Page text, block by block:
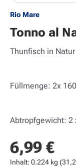
Rio Mare
Tonno al
Thunfisch in
Füllmenge: 2x
Abtropfgewicht: 2
Regulärer Preis:
6,99 €
Inhalt: 0.224 kg